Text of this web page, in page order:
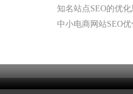
知名站点SEO的优
中小电商网站SEO